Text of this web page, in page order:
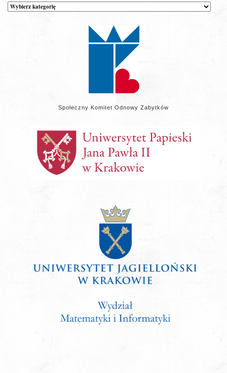
Kategorie
wpisów
Społeczny Komitet Odnowy Zabytków